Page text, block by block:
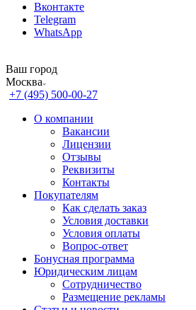
Вконтакте
Telegram
WhatsApp
Ваш город
Москва
+7 (495) 500-00-27
О компании
Вакансии
Лицензии
Отзывы
Реквизиты
Контакты
Покупателям
Как сделать заказ
Условия доставки
Условия оплаты
Вопрос-ответ
Бонусная программа
Юридическим лицам
Сотрудничество
Размещение рекламы